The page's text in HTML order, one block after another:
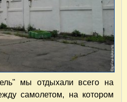
мы отдыхали всего на
самолетом, на котором